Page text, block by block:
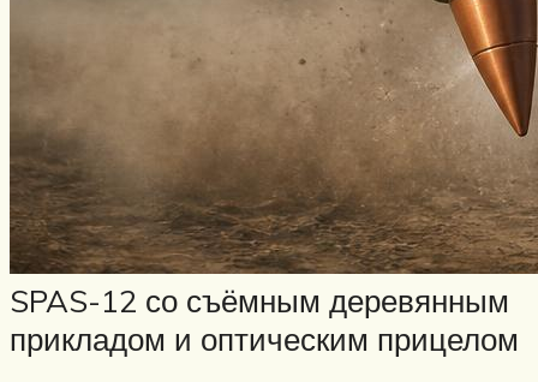
SPAS-12 со съёмным деревянным
прикладом и оптическим прицелом